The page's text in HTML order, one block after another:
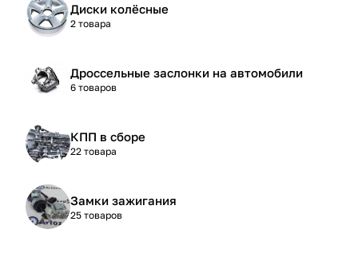
Диски колёсные
2 товара
Дроссельные заслонки на автомобили
6 товаров
КПП в сборе
22 товара
Замки зажигания
25 товаров